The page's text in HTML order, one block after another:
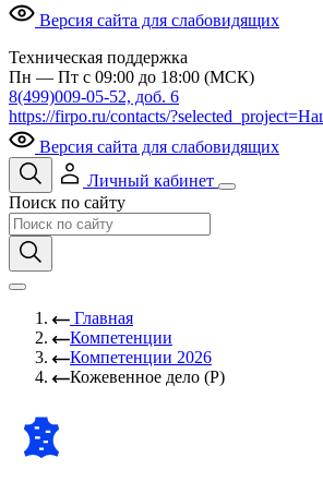
Версия сайта для слабовидящих
Техническая поддержка
Пн — Пт с 09:00 до 18:00 (МСК)
8(499)009-05-52, доб. 6
https://firpo.ru/contacts/
Версия сайта для слабовидящих
Личный кабинет
Поиск по сайту
Главная
Компетенции
Компетенции 2026
Кожевенное дело (Р)